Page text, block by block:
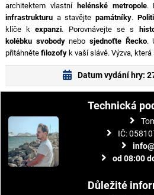
architektem vlastní helénské metropole.
infrastrukturua stavějte památníky.
klíče kexpanzi. Porovnávejte se s
kolébku svobodynebo sjednoťte Řecko.
přitáhněte filozofyk vaší slávě. Výzva, která
Datum vydání hry:
Technická
IČ:
od 08:00
Důležité